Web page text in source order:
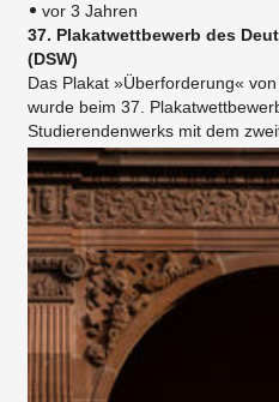
vor 3 Jahren
37. Plakatwettbewerb des
(DSW)
Das Plakat »Überforderung«
wurde beim 37.
Studierendenwerks mit dem